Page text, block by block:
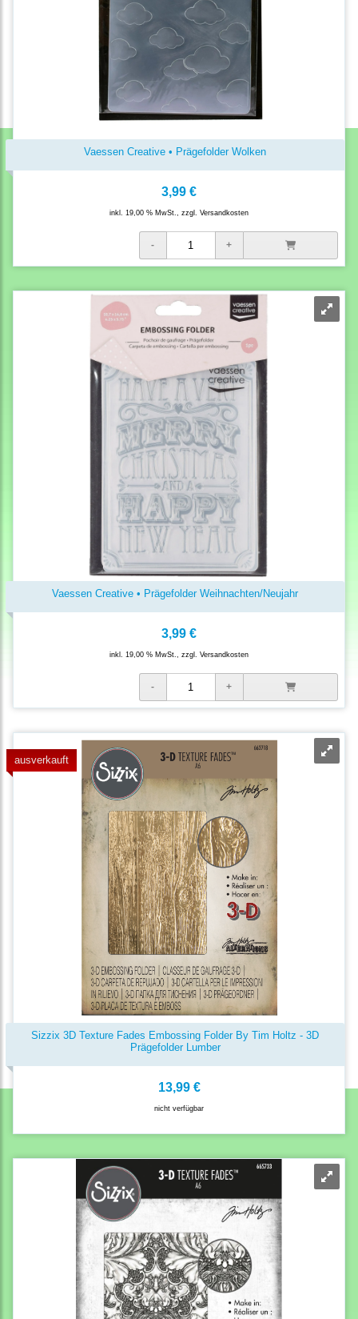
Vaessen Creative • Prägefolder Wolken
3,99 €
inkl. 19,00 % MwSt., zzgl. Versandkosten
Vaessen Creative • Prägefolder Weihnachten/Neujahr
3,99 €
inkl. 19,00 % MwSt., zzgl. Versandkosten
ausverkauft
Sizzix 3D Texture Fades Embossing Folder By Tim Holtz - 3D
Prägefolder Lumber
13,99 €
nicht verfügbar